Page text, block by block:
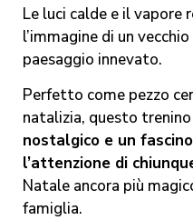
Le luci calde e il vapore
l’immagine di un
paesaggio innevato.
Perfetto come pezzo
natalizia, questo trenino
nostalgico e un
l’attenzione di
Natale ancora più
famiglia.